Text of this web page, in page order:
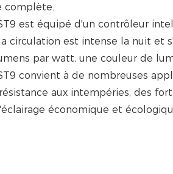
complète.
est équipé d'un contrôleur
circulation est intense la nuit et
par watt, une couleur de
convient à de nombreuses
aux intempéries, des
économique et